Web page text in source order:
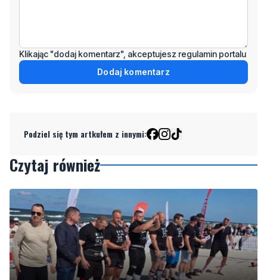
Podziel się tym artkułem z innymi:
Czytaj również